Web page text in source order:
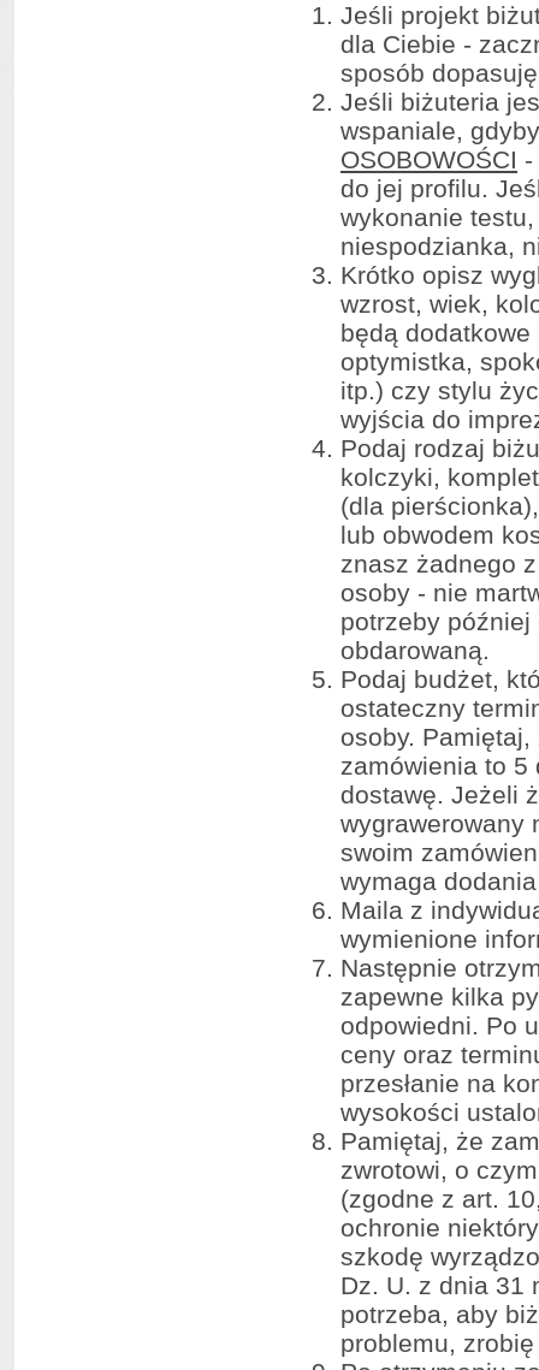
Jeśli projekt
dla Ciebie -
sposób
Jeśli biżuteria
wspaniale,
OSOBOWOŚCI -
do jej profilu.
wykonanie
niespodzianka,
Krótko opisz
wzrost, wiek,
będą
optymistka,
itp.) czy stylu
wyjścia do
Podaj rodzaj
kolczyki,
(dla
lub obwodem
znasz żadnego
osoby - nie
potrzeby
obdarowaną.
Podaj budżet,
ostateczny
osoby.
zamówienia to 5
dostawę. Jeżeli
wygrawerowany
swoim
wymaga
Maila z
wymienione
Następnie
zapewne kilka
odpowiedni. Po
ceny oraz
przesłanie na
wysokości
Pamiętaj, że
zwrotowi, o
(zgodne z art.
ochronie
szkodę
Dz. U. z dnia 31
potrzeba, aby
problemu, zrobię